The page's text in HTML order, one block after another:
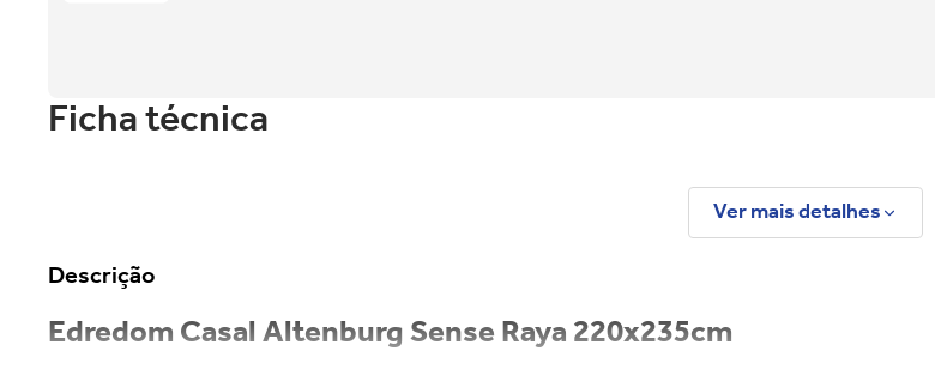
Ficha técnica
Ver mais detalhes
Descrição
Edredom Casal Altenburg Sense Raya 220x235cm